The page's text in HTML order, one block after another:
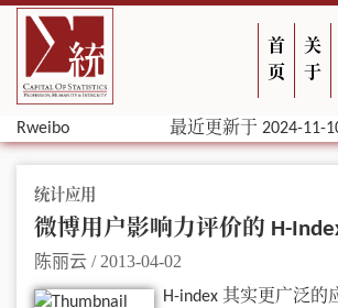
首
页
关
于
Rweibo 最近更新于 2024-11-
统计应用
微博用户影响力评价的 H-
陈丽云 / 2013-04-02
H-index 其实更广泛的